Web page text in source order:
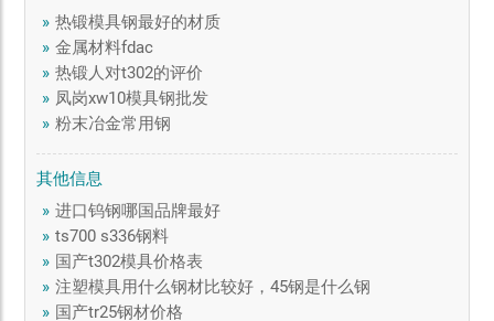
» 热锻模具钢最好的材质
» 金属材料fdac
» 热锻人对t302的评价
» 凤岗xw10模具钢批发
» 粉末冶金常用钢
其他信息
» 进口钨钢哪国品牌最好
» ts700 s336钢料
» 国产t302模具价格表
» 注塑模具用什么钢材比较好，45钢是什么钢
» 国产tr25钢材价格